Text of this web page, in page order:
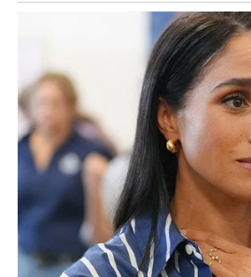
pre nego što progovorite. Kao da se
nema veze sa površnim stvarima.
Ova romansa može doneti trenutke
straha – jer Škorpija ne voli da
priča koja upravo to traži: da pustite
2) Test romanse:
potreba za dokazom
Najveći izazov za Škorpiju u ovoj
osoba – već unutrašnja potreba da